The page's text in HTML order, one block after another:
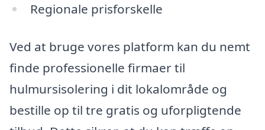
Regionale prisforskelle
Ved at bruge vores platform kan du nemt
finde professionelle firmaer til
hulmursisolering i dit lokalområde og
bestille op til tre gratis og uforpligtende